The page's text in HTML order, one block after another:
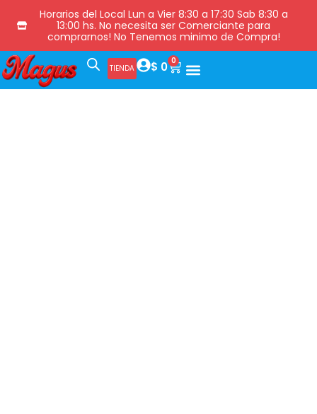
Horarios del Local Lun a Vier 8:30 a 17:30 Sab 8:30 a
13:00 hs. No necesita ser Comerciante para
comprarnos! No Tenemos minimo de Compra!
TIENDA $ 0 0